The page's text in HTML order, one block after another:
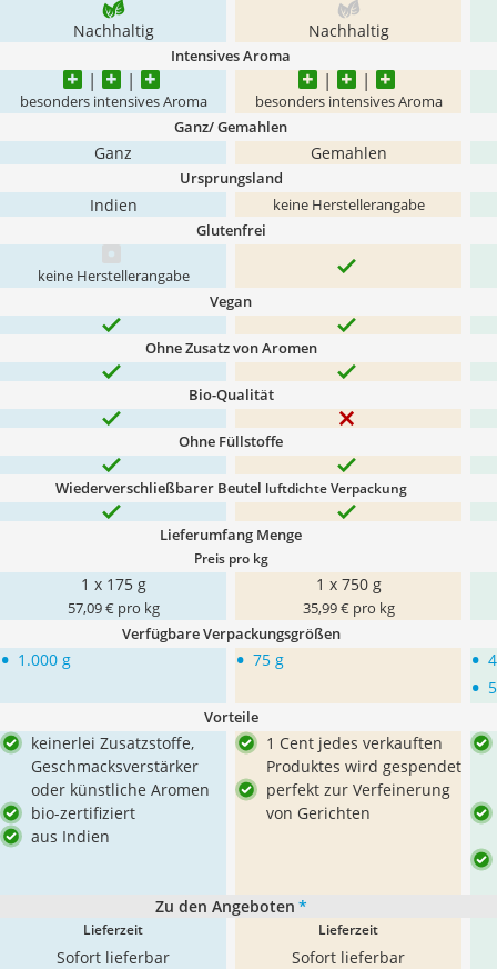
Nachhaltig Nachhaltig
Intensives Aroma
besonders intensives Aroma besonders intensives Aroma
Ganz/ Gemahlen
Ganz Gemahlen
Ursprungsland
Indien keine Herstellerangabe
Glutenfrei
keine Herstellerangabe
Vegan
Ohne Zusatz von Aromen
Bio-Qualität
Ohne Füllstoffe
Wiederverschließbarer Beutel luftdichte Verpackung
Lieferumfang Menge
Preis pro kg
1 x 175 g
57,09 € pro kg
1 x 750 g
35,99 € pro kg
Verfügbare Verpackungsgrößen
• 1.000 g • 75 g •
•
Vorteile
keinerlei Zusatzstoffe,
Geschmacksverstärker
oder künstliche Aromen
bio-zertifiziert
aus Indien
1 Cent jedes verkauften
Produktes wird gespendet
perfekt zur Verfeinerung
von Gerichten
Zu den Angeboten *
Lieferzeit
Sofort lieferbar
Lieferzeit
Sofort lieferbar